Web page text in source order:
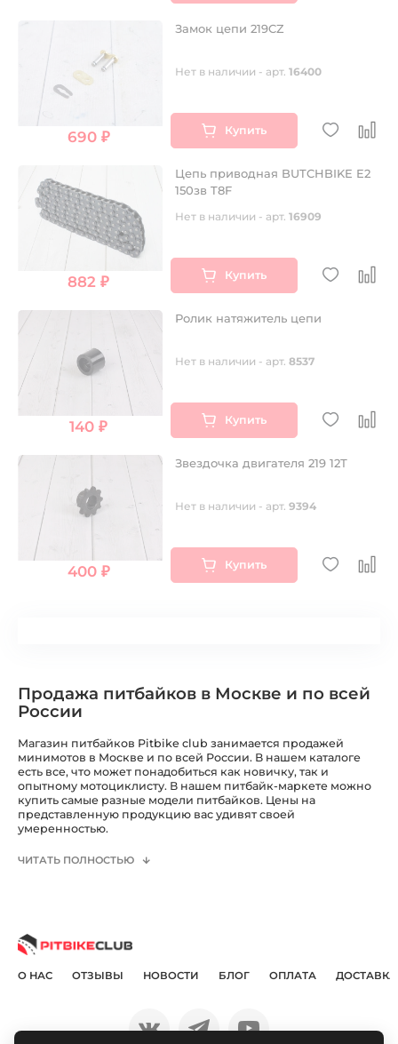
690 ₽
Замок цепи 219CZ
Нет в наличии - арт.16400
Купить
882 ₽
Цепь приводная BUTCHBIKE E2
150зв T8F
Нет в наличии - арт.16909
Купить
140 ₽
Ролик натяжитель цепи
Нет в наличии - арт.8537
Купить
400 ₽
Звездочка двигателя 219 12Т
Нет в наличии - арт.9394
Купить
Продажа питбайков в Москве и по всей
России
Магазин питбайков Pitbike club занимается продажей
минимотов в Москве и по всей России. В нашем каталоге
есть все, что может понадобиться как новичку, так и
опытному мотоциклисту. В нашем питбайк-маркете можно
купить самые разные модели питбайков. Цены на
представленную продукцию вас удивят своей
умеренностью.
ЧИТАТЬ ПОЛНОСТЬЮ
О НАС ОТЗЫВЫ НОВОСТИ БЛОГ ОПЛАТА ДОСТАВКА